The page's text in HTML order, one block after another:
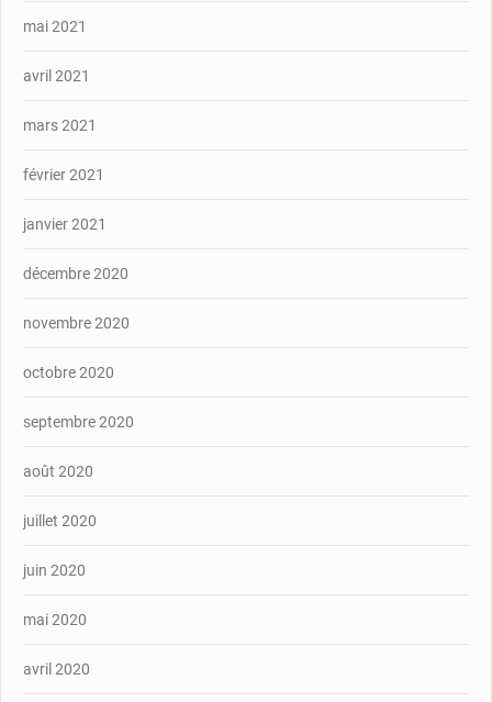
mai 2021
avril 2021
mars 2021
février 2021
janvier 2021
décembre 2020
novembre 2020
octobre 2020
septembre 2020
août 2020
juillet 2020
juin 2020
mai 2020
avril 2020